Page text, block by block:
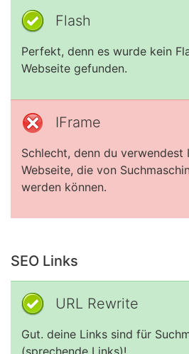
Flash
Perfekt, denn es wurde kein
Webseite gefunden.
IFrame
Schlecht, denn du verwendest
Webseite, die von
werden können.
SEO Links
URL Rewrite
Gut. deine Links sind für
(sprechende Links)!